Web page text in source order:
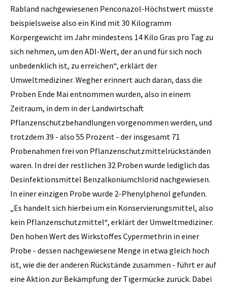
Rabland nachgewiesenen Penconazol-Höchstwert müsste
beispielsweise also ein Kind mit 30 Kilogramm
Körpergewicht im Jahr mindestens 14 Kilo Gras pro Tag zu
sich nehmen, um den ADI-Wert, der an und für sich noch
unbedenklich ist, zu erreichen“, erklärt der
Umweltmediziner. Wegher erinnert auch daran, dass die
Proben Ende Mai entnommen wurden, also in einem
Zeitraum, in dem in der Landwirtschaft
Pflanzenschutzbehandlungen vorgenommen werden, und
trotzdem 39 - also 55 Prozent - der insgesamt 71
Probenahmen frei von Pflanzenschutzmittelrückständen
waren. In drei der restlichen 32 Proben wurde lediglich das
Desinfektionsmittel Benzalkoniumchlorid nachgewiesen.
In einer einzigen Probe wurde 2-Phenylphenol gefunden.
„Es handelt sich hierbei um ein Konservierungsmittel, also
kein Pflanzenschutzmittel“, erklärt der Umweltmediziner.
Den hohen Wert des Wirkstoffes Cypermethrin in einer
Probe - dessen nachgewiesene Menge in etwa gleich hoch
ist, wie die der anderen Rückstände zusammen - führt er auf
eine Aktion zur Bekämpfung der Tigermücke zurück. Dabei